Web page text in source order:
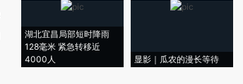
湖北宜昌局部短时降雨
128毫米 紧急转移近
4000人
显影｜瓜农的漫长等待